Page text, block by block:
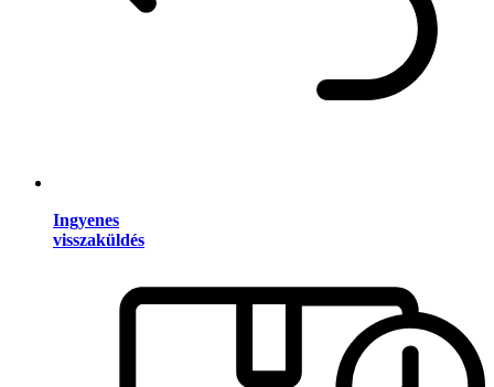
Ingyenes
visszaküldés